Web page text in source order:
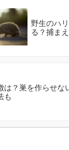
野生のハ
る？捕ま
は？巣を作らせな
も